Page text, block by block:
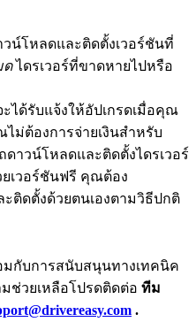
วน์โหลดและติดตั้งเวอร์ชันที่
ดไดรเวอร์ที่ขาดหายไปหรือ
ได้รับแจ้งให้อัปเกรดเมื่อคุณ
ม่ต้องการจ่ายเงินสำหรับ
ดาวน์โหลดและติดตั้งไดรเวอร์
เวอร์ชันฟรี คุณต้อง
ติดตั้งด้วยตนเองตามวิธีปกติ
มกับการสนับสนุนทางเทคนิค
ช่วยเหลือโปรดติดต่อ ทีม
.